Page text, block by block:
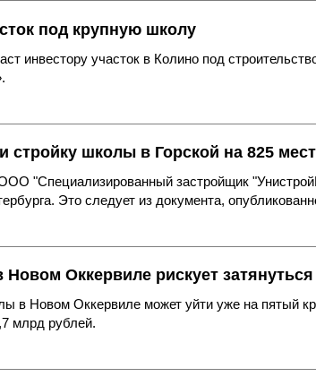
под крупную школу
инвестору участок в Колино под
стройку школы в Горской на 825 мест
"Специализированный застройщик
Это следует из документа,
Оккервиле рискует затянуться
в Новом Оккервиле может уйти уже на пятый
млрд рублей.